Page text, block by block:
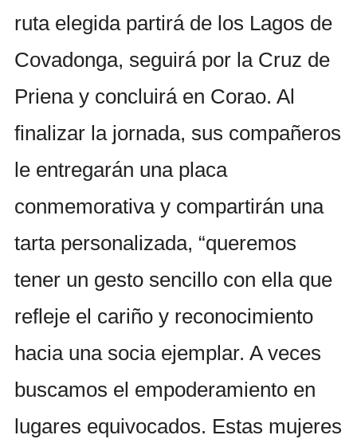
ruta elegida partirá de los Lagos de
Covadonga, seguirá por la Cruz de
Priena y concluirá en Corao. Al
finalizar la jornada, sus compañeros
le entregarán una placa
conmemorativa y compartirán una
tarta personalizada, “queremos
tener un gesto sencillo con ella que
refleje el cariño y reconocimiento
hacia una socia ejemplar. A veces
buscamos el empoderamiento en
lugares equivocados. Estas mujeres